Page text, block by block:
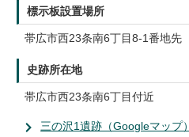
標示板設置場所
帯広市西23条南6丁目8-1番地先
史跡所在地
帯広市西23条南6丁目付近
三の沢1遺跡（Googleマップ）